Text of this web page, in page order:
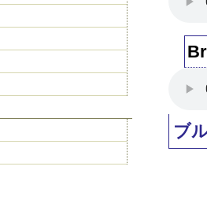
ブ